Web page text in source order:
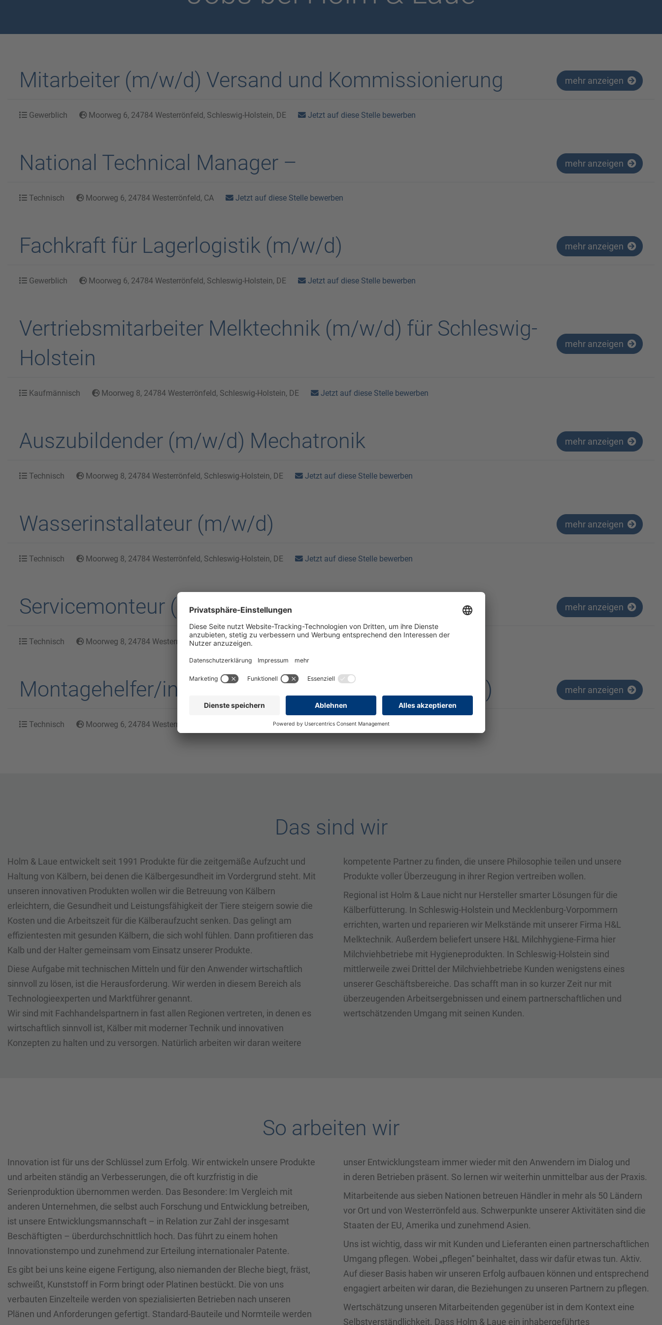
Mitarbeiter (m/w/d) Versand und Kommissionierung mehr anzeigen
Gewerblich Moorweg 6, 24784 Westerrönfeld, Schleswig-Holstein, DE Jetzt auf diese Stelle bewerben
National Technical Manager – mehr anzeigen
Technisch Moorweg 6, 24784 Westerrönfeld, CA Jetzt auf diese Stelle bewerben
Fachkraft für Lagerlogistik (m/w/d) mehr anzeigen
Gewerblich Moorweg 6, 24784 Westerrönfeld, Schleswig-Holstein, DE Jetzt auf diese Stelle bewerben
Vertriebsmitarbeiter Melktechnik (m/w/d) für Schleswig-
Holstein
mehr anzeigen
Kaufmännisch Moorweg 8, 24784 Westerrönfeld, Schleswig-Holstein, DE Jetzt auf diese Stelle bewerben
Auszubildender (m/w/d) Mechatronik mehr anzeigen
Technisch Moorweg 8, 24784 Westerrönfeld, Schleswig-Holstein, DE Jetzt auf diese Stelle bewerben
Wasserinstallateur (m/w/d) mehr anzeigen
Technisch Moorweg 8, 24784 Westerrönfeld, Schleswig-Holstein, DE Jetzt auf diese Stelle bewerben
Servicemonteur (m/w/d) für die Melktechnik mehr anzeigen
Technisch Moorweg 8, 24784 Westerrönfeld, Schleswig-Holstein, DE Jetzt auf diese Stelle bewerben
Montagehelfer/in im Bereich der Mechanik (m/w/d) mehr anzeigen
Technisch Moorweg 6, 24784 Westerrönfeld, Schleswig-Holstein, DE Jetzt auf diese Stelle bewerben
Das sind wir
Holm & Laue entwickelt seit 1991 Produkte für die zeitgemäße Aufzucht und
Haltung von Kälbern, bei denen die Kälbergesundheit im Vordergrund steht. Mit
unseren innovativen Produkten wollen wir die Betreuung von Kälbern
erleichtern, die Gesundheit und Leistungsfähigkeit der Tiere steigern sowie die
Kosten und die Arbeitszeit für die Kälberaufzucht senken. Das gelingt am
effizientesten mit gesunden Kälbern, die sich wohl fühlen. Dann profitieren das
Kalb und der Halter gemeinsam vom Einsatz unserer Produkte.
Diese Aufgabe mit technischen Mitteln und für den Anwender wirtschaftlich
sinnvoll zu lösen, ist die Herausforderung. Wir werden in diesem Bereich als
Technologieexperten und Marktführer genannt.
Wir sind mit Fachhandelspartnern in fast allen Regionen vertreten, in denen es
wirtschaftlich sinnvoll ist, Kälber mit moderner Technik und innovativen
Konzepten zu halten und zu versorgen. Natürlich arbeiten wir daran weitere
kompetente Partner zu finden, die unsere Philosophie teilen und unsere
Produkte voller Überzeugung in ihrer Region vertreiben wollen.
Regional ist Holm & Laue nicht nur Hersteller smarter Lösungen für die
Kälberfütterung. In Schleswig-Holstein und Mecklenburg-Vorpommern
errichten, warten und reparieren wir Melkstände mit unserer Firma H&L
Melktechnik. Außerdem beliefert unsere H&L Milchhygiene-Firma hier
Milchviehbetriebe mit Hygieneprodukten. In Schleswig-Holstein sind
mittlerweile zwei Drittel der Milchviehbetriebe Kunden wenigstens eines
unserer Geschäftsbereiche. Das schafft man in so kurzer Zeit nur mit
überzeugenden Arbeitsergebnissen und einem partnerschaftlichen und
wertschätzenden Umgang mit seinen Kunden.
So arbeiten wir
Innovation ist für uns der Schlüssel zum Erfolg. Wir entwickeln unsere Produkte
und arbeiten ständig an Verbesserungen, die oft kurzfristig in die
Serienproduktion übernommen werden. Das Besondere: Im Vergleich mit
anderen Unternehmen, die selbst auch Forschung und Entwicklung betreiben,
ist unsere Entwicklungsmannschaft – in Relation zur Zahl der insgesamt
Beschäftigten – überdurchschnittlich hoch. Das führt zu einem hohen
Innovationstempo und zunehmend zur Erteilung internationaler Patente.
Es gibt bei uns keine eigene Fertigung, also niemanden der Bleche biegt, fräst,
schweißt, Kunststoff in Form bringt oder Platinen bestückt. Die von uns
verbauten Einzelteile werden von spezialisierten Betrieben nach unseren
Plänen und Anforderungen gefertigt. Standard-Bauteile und Normteile werden
unser Entwicklungsteam immer wieder mit den Anwendern im Dialog und
in deren Betrieben präsent. So lernen wir weiterhin unmittelbar aus der Praxis.
Mitarbeitende aus sieben Nationen betreuen Händler in mehr als 50 Ländern
vor Ort und von Westerrönfeld aus. Schwerpunkte unserer Aktivitäten sind die
Staaten der EU, Amerika und zunehmend Asien.
Uns ist wichtig, dass wir mit Kunden und Lieferanten einen partnerschaftlichen
Umgang pflegen. Wobei „pflegen“ beinhaltet, dass wir dafür etwas tun. Aktiv.
Auf dieser Basis haben wir unseren Erfolg aufbauen können und entsprechend
engagiert arbeiten wir daran, die Beziehungen zu unseren Partnern zu pflegen.
Wertschätzung unseren Mitarbeitenden gegenüber ist in dem Kontext eine
Selbstverständlichkeit. Dass Holm & Laue ein inhabergeführtes